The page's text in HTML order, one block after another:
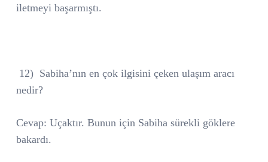
iletmeyi başarmıştı.
12) Sabiha’nın en çok ilgisini çeken ulaşım aracı
nedir?
Cevap: Uçaktır. Bunun için Sabiha sürekli göklere
bakardı.